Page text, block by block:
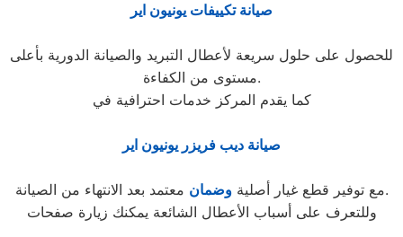
صيانة تكييفات يونيون اير
للحصول على حلول سريعة لأعطال التبريد والصيانة الدورية بأعلى
مستوى من الكفاءة.
كما يقدم المركز خدمات احترافية في
صيانة ديب فريزر يونيون اير
مع توفير قطع غيار أصليةوضمان
معتمد بعد الانتهاء من الصيانة.
وللتعرف على أسباب الأعطال الشائعة يمكنك زيارة صفحات